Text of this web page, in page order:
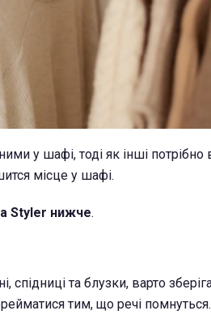
у шафі, тоді як інші потрібно
місце у шафі.
Styler нижче.
спідниці та блузки, варто
тим, що речі помнуться.